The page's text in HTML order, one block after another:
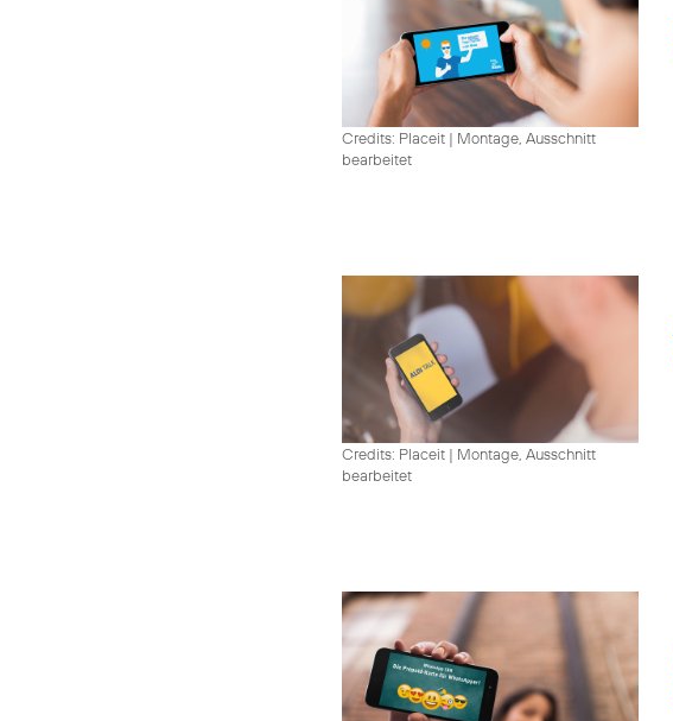
Credits: Placeit | Montage, Ausschnitt
bearbeitet
Credits: Placeit | Montage, Ausschnitt
bearbeitet